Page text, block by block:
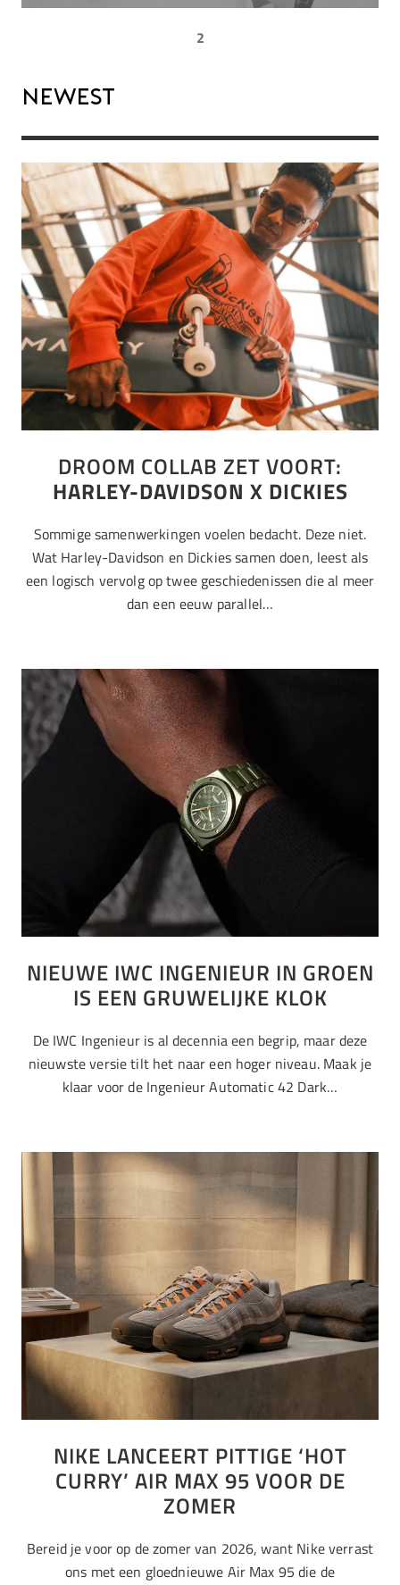
2
Newest
DROOM COLLAB ZET VOORT:
HARLEY-DAVIDSON X DICKIES
Sommige samenwerkingen voelen bedacht. Deze niet.
Wat Harley-Davidson en Dickies samen doen, leest als
een logisch vervolg op twee geschiedenissen die al meer
dan een eeuw parallel…
NIEUWE IWC INGENIEUR IN GROEN
IS EEN GRUWELIJKE KLOK
De IWC Ingenieur is al decennia een begrip, maar deze
nieuwste versie tilt het naar een hoger niveau. Maak je
klaar voor de Ingenieur Automatic 42 Dark…
NIKE LANCEERT PITTIGE ‘HOT
CURRY’ AIR MAX 95 VOOR DE
ZOMER
Bereid je voor op de zomer van 2026, want Nike verrast
ons met een gloednieuwe Air Max 95 die de